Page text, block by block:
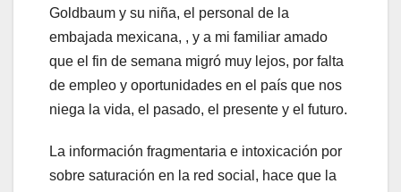
Goldbaum y su niña, el personal de la
embajada mexicana, , y a mi familiar amado
que el fin de semana migró muy lejos, por falta
de empleo y oportunidades en el país que nos
niega la vida, el pasado, el presente y el futuro.
La información fragmentaria e intoxicación por
sobre saturación en la red social, hace que la